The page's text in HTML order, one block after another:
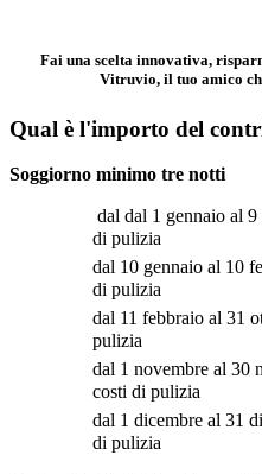
Fai una scelta innovativa,
Vitruvio, il tuo amico
Qual è l'importo del
Soggiorno minimo tre notti
dal dal 1 gennaio al
di pulizia
dal 10 gennaio al 10
di pulizia
dal 11 febbraio al 31
pulizia
dal 1 novembre al 30
costi di pulizia
dal 1 dicembre al 31
di pulizia